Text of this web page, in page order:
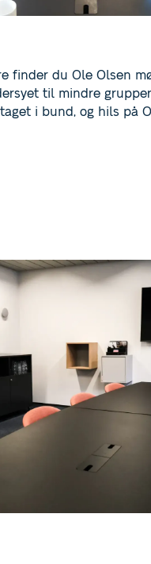
finder du Ole Olsen
til mindre
i bund, og hils på
brainstorming